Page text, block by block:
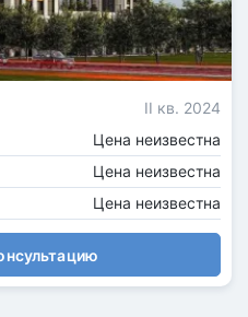
II кв. 2024
Цена неизвестна
Цена неизвестна
Цена неизвестна